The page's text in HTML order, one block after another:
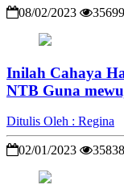
08/02/2023
Inilah Cahaya
NTB Guna
Ditulis Oleh : Regina
02/01/2023